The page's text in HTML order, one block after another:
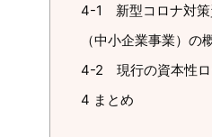
4-1 新型コロナ対策
（中小企業事業）の
4-2 現行の資本性ロ
4 まとめ